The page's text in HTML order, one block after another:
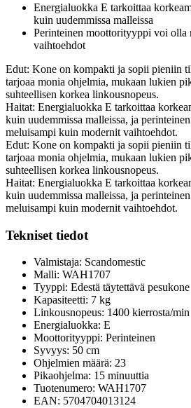
Energialuokka E tarkoittaa
kuin uudemmissa malleissa
Perinteinen moottorityyppi voi olla
vaihtoehdot
Edut: Kone on kompakti ja sopii pieniin
tarjoaa monia ohjelmia, mukaan lukien
suhteellisen korkea linkousnopeus.
Haitat: Energialuokka E tarkoittaa
kuin uudemmissa malleissa, ja
meluisampi kuin modernit vaihtoehdot.
Edut: Kone on kompakti ja sopii pieniin
tarjoaa monia ohjelmia, mukaan lukien
suhteellisen korkea linkousnopeus.
Haitat: Energialuokka E tarkoittaa
kuin uudemmissa malleissa, ja
meluisampi kuin modernit vaihtoehdot.
Tekniset tiedot
Valmistaja: Scandomestic
Malli: WAH1707
Tyyppi: Edestä täytettävä pesukone
Kapasiteetti: 7 kg
Linkousnopeus: 1400 kierrosta/min
Energialuokka: E
Moottorityyppi: Perinteinen
Syvyys: 50 cm
Ohjelmien määrä: 23
Pikaohjelma: 15 minuuttia
Tuotenumero: WAH1707
EAN: 5704704013124